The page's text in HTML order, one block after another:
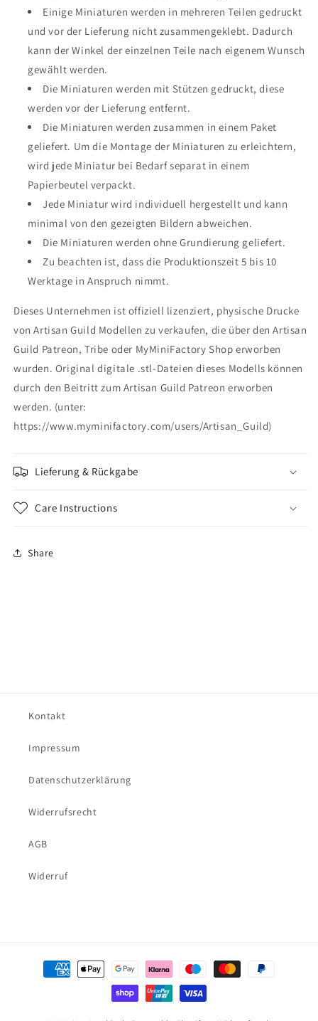
Einige Miniaturen werden in mehreren Teilen gedruckt
und vor der Lieferung nicht zusammengeklebt. Dadurch
kann der Winkel der einzelnen Teile nach eigenem Wunsch
gewählt werden.
Die Miniaturen werden mit Stützen gedruckt, diese
werden vor der Lieferung entfernt.
Die Miniaturen werden zusammen in einem Paket
geliefert. Um die Montage der Miniaturen zu erleichtern,
wird jede Miniatur bei Bedarf separat in einem
Papierbeutel verpackt.
Jede Miniatur wird individuell hergestellt und kann
minimal von den gezeigten Bildern abweichen.
Die Miniaturen werden ohne Grundierung geliefert.
Zu beachten ist, dass die Produktionszeit 5 bis 10
Werktage in Anspruch nimmt.
Dieses Unternehmen ist offiziell lizenziert, physische Drucke
von Artisan Guild Modellen zu verkaufen, die über den Artisan
Guild Patreon, Tribe oder MyMiniFactory Shop erworben
wurden. Original digitale .stl-Dateien dieses Modells können
durch den Beitritt zum Artisan Guild Patreon erworben
werden. (unter:
https://www.myminifactory.com/users/Artisan_Guild)
Lieferung & Rückgabe
Care Instructions
Share
Kontakt
Impressum
Datenschutzerklärung
Widerrufsrecht
AGB
Widerruf
Zahlungsmethoden